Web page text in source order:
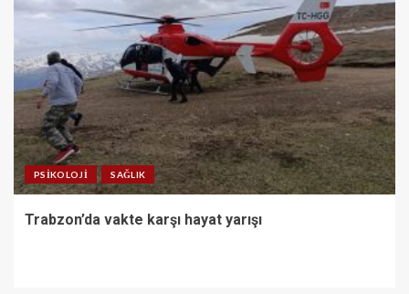
PSIKOLOJI SAĞLIK
Trabzon’da vakte karşı hayat yarışı